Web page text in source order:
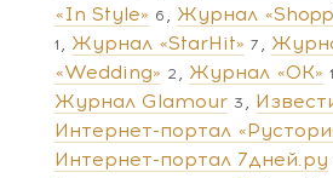
«In Style» 6 Журнал
1 Журнал «StarHit» 7
«Wedding» 2 Журнал «ОК»
Журнал Glamour 3
Интернет-портал
Интернет-портал 7дней.ру